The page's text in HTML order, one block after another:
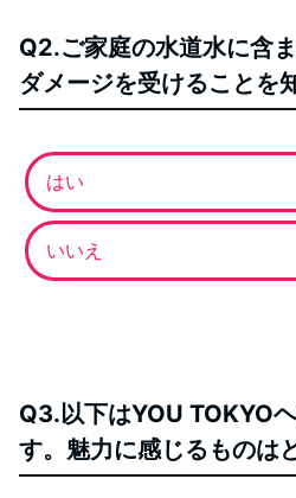
Q2.ご家庭の水道水に含
ダメージを受けることを
はい
いいえ
Q3.以下はYOU TOKYO
す。魅力に感じるものは